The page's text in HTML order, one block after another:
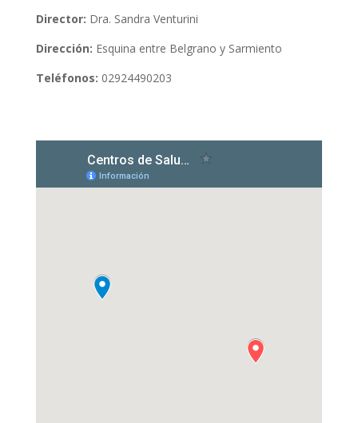
Director: Dra. Sandra Venturini
Dirección: Esquina entre Belgrano y Sarmiento
Teléfonos: 02924490203